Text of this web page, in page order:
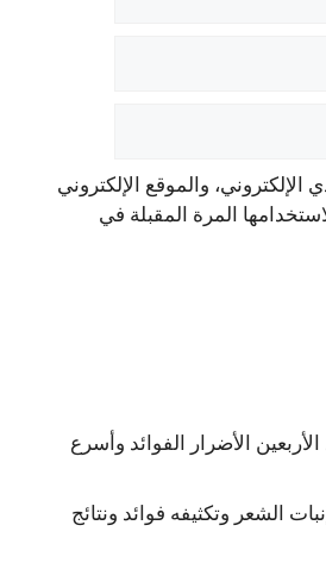
والموقع الإلكتروني
المرة المقبلة في
الأضرار الفوائد وأسرع
الشعر وتكثيفه فوائد ونتائج